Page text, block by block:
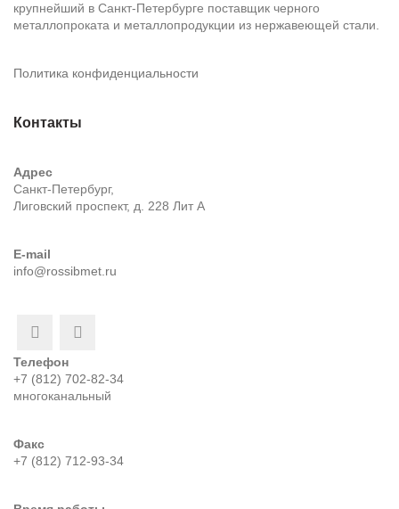
крупнейший в Санкт-Петербурге поставщик черного
металлопроката и металлопродукции из нержавеющей стали.
Политика конфиденциальности
Контакты
Адрес
Санкт-Петербург,
Лиговский проспект, д. 228 Лит А
E-mail
info@rossibmet.ru
Телефон
+7 (812) 702-82-34
многоканальный
Факс
+7 (812) 712-93-34